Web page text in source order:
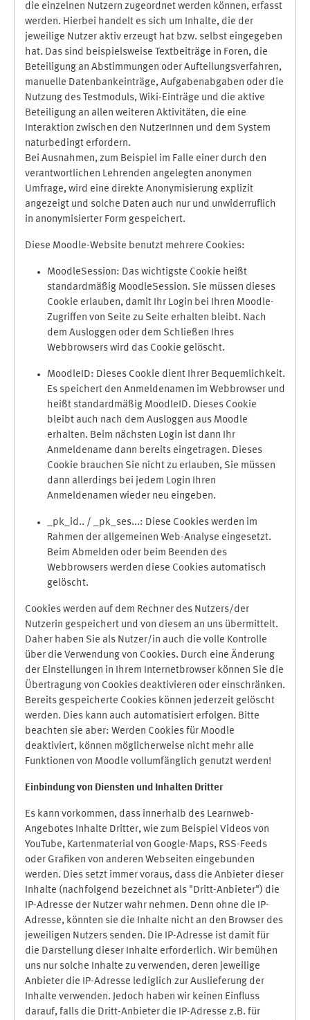
die einzelnen Nutzern zugeordnet werden können, erfasst
werden. Hierbei handelt es sich um Inhalte, die der
jeweilige Nutzer aktiv erzeugt hat bzw. selbst eingegeben
hat. Das sind beispielsweise Textbeiträge in Foren, die
Beteiligung an Abstimmungen oder Aufteilungsverfahren,
manuelle Datenbankeinträge, Aufgabenabgaben oder die
Nutzung des Testmoduls, Wiki-Einträge und die aktive
Beteiligung an allen weiteren Aktivitäten, die eine
Interaktion zwischen den NutzerInnen und dem System
naturbedingt erfordern.
Bei Ausnahmen, zum Beispiel im Falle einer durch den
verantwortlichen Lehrenden angelegten anonymen
Umfrage, wird eine direkte Anonymisierung explizit
angezeigt und solche Daten auch nur und unwiderruflich
in anonymisierter Form gespeichert.
Diese Moodle-Website benutzt mehrere Cookies:
MoodleSession: Das wichtigste Cookie heißt
standardmäßig MoodleSession. Sie müssen dieses
Cookie erlauben, damit Ihr Login bei Ihren Moodle-
Zugriffen von Seite zu Seite erhalten bleibt. Nach
dem Ausloggen oder dem Schließen Ihres
Webbrowsers wird das Cookie gelöscht.
MoodleID: Dieses Cookie dient Ihrer Bequemlichkeit.
Es speichert den Anmeldenamen im Webbrowser und
heißt standardmäßig MoodleID. Dieses Cookie
bleibt auch nach dem Ausloggen aus Moodle
erhalten. Beim nächsten Login ist dann Ihr
Anmeldename dann bereits eingetragen. Dieses
Cookie brauchen Sie nicht zu erlauben, Sie müssen
dann allerdings bei jedem Login Ihren
Anmeldenamen wieder neu eingeben.
_pk_id.. / _pk_ses...: Diese Cookies werden im
Rahmen der allgemeinen Web-Analyse eingesetzt.
Beim Abmelden oder beim Beenden des
Webbrowsers werden diese Cookies automatisch
gelöscht.
Cookies werden auf dem Rechner des Nutzers/der
Nutzerin gespeichert und von diesem an uns übermittelt.
Daher haben Sie als Nutzer/in auch die volle Kontrolle
über die Verwendung von Cookies. Durch eine Änderung
der Einstellungen in Ihrem Internetbrowser können Sie die
Übertragung von Cookies deaktivieren oder einschränken.
Bereits gespeicherte Cookies können jederzeit gelöscht
werden. Dies kann auch automatisiert erfolgen. Bitte
beachten sie aber: Werden Cookies für Moodle
deaktiviert, können möglicherweise nicht mehr alle
Funktionen von Moodle vollumfänglich genutzt werden!
Einbindung von Diensten und Inhalten Dritter
Es kann vorkommen, dass innerhalb des Learnweb-
Angebotes Inhalte Dritter, wie zum Beispiel Videos von
YouTube, Kartenmaterial von Google-Maps, RSS-Feeds
oder Grafiken von anderen Webseiten eingebunden
werden. Dies setzt immer voraus, dass die Anbieter dieser
Inhalte (nachfolgend bezeichnet als "Dritt-Anbieter") die
IP-Adresse der Nutzer wahr nehmen. Denn ohne die IP-
Adresse, könnten sie die Inhalte nicht an den Browser des
jeweiligen Nutzers senden. Die IP-Adresse ist damit für
die Darstellung dieser Inhalte erforderlich. Wir bemühen
uns nur solche Inhalte zu verwenden, deren jeweilige
Anbieter die IP-Adresse lediglich zur Auslieferung der
Inhalte verwenden. Jedoch haben wir keinen Einfluss
darauf, falls die Dritt-Anbieter die IP-Adresse z.B. für